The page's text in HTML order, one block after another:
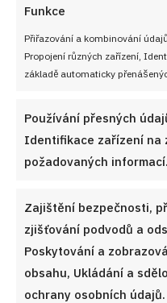
Funkce
Přiřazování a kombinování
Propojení různých zařízení,
základě automaticky
Používání přesných
Identifikace zařízení na
požadovaných informací.
Zajištění bezpečnosti,
zjišťování podvodů a
Poskytování a
obsahu, Ukládání a
ochrany osobních údajů.